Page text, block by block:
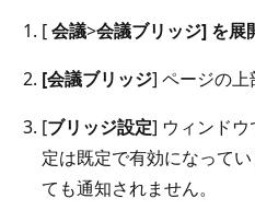
[会議>会議ブリッジ] を展
[会議ブリッジ] ページの
[ブリッジ設定] ウィンドウ
定は既定で有効になって
ても通知されません。